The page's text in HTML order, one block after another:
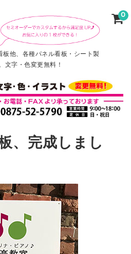
板他、各種パネル看板・シート製
文字・色変更無料！
0
、完成しまし